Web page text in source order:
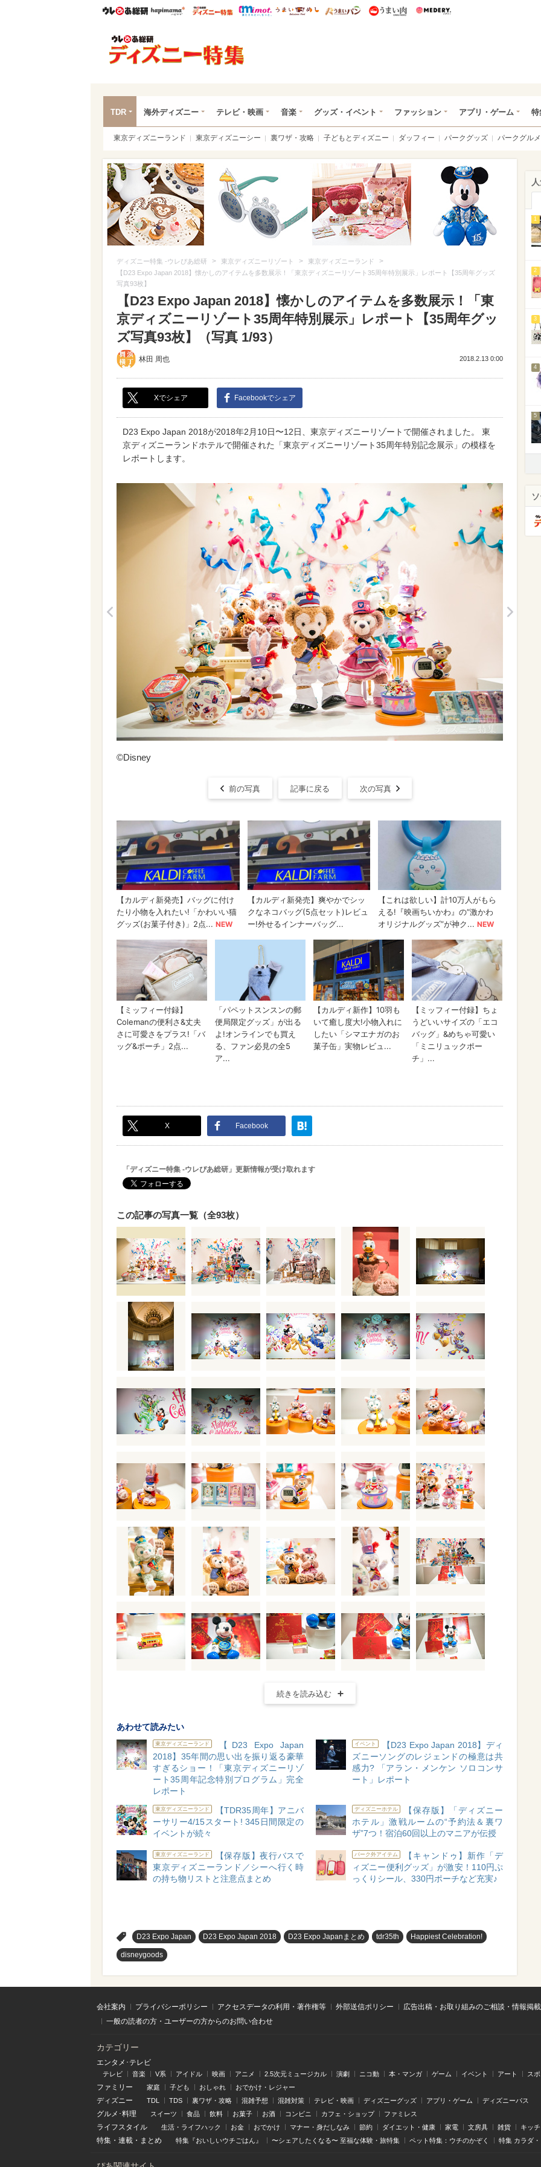
ウレぴあ総研ハピママ* ウレぴあ総研 ディズニー特集
mimot. うまいめし うまいパン うまい肉
TDR 海外ディズニー テレビ・映画 音楽 グッズ・イベント ファッション アプリ・ゲーム 特
東京ディズニーランド 東京ディズニーシー 裏ワザ・攻略 子どもとディズニー ダッフィー パークグッズ パークグルメ
ディズニー特集 -ウレぴあ総研 > 東京ディズニーリゾート > 東京ディズニーランド >
【D23 Expo Japan 2018】懐かしのアイテムを多数展示！「東京ディズニーリゾート35周年特別展示」レポート【35周年グッズ
写真93枚】
【D23 Expo Japan 2018】懐かしのアイテムを多数展示！「東
京ディズニーリゾート35周年特別展示」レポート【35周年グッ
ズ写真93枚】（写真 1/93）
林田 周也 2018.2.13 0:00
Xでシェア Facebookでシェア
D23 Expo Japan 2018が2018年2月10日〜12日、東京ディズニーリゾートで開催されました。 東
京ディズニーランドホテルで開催された「東京ディズニーリゾート35周年特別記念展示」の模様を
レポートします。
©Disney
前の写真 記事に戻る 次の写真
X Facebook
「ディズニー特集 -ウレぴあ総研」更新情報が受け取れます
この記事の写真一覧（全93枚）
続きを読み込む
あわせて読みたい
東京ディズニーランド
【D23 Expo Japan
2018】35年間の思い出を振り返る豪華
すぎるショー！「東京ディズニーリゾ
ート35周年記念特別プログラム」完全
レポート
イベント
【D23 Expo Japan 2018】ディ
ズニーソングのレジェンドの極意は共
感力? 「アラン・メンケン ソロコンサ
ート」レポート
東京ディズニーランド
【TDR35周年】アニバ
ーサリー4/15スタート! 345日間限定の
イベントが続々
ディズニーホテル
【保存版】「ディズニー
ホテル」激戦ルームの“予約法＆裏ワ
ザ”7つ！宿泊60回以上のマニアが伝授
東京ディズニーランド
【保存版】夜行バスで
東京ディズニーランド／シーへ行く時
の持ち物リストと注意点まとめ
パーク外アイテム
【キャンドゥ】新作「デ
ィズニー便利グッズ」が激安！110円ぷ
っくりシール、330円ポーチなど充実♪
D23 Expo Japan D23 Expo Japan 2018 D23 Expo Japanまとめ tdr35th Happiest Celebration!
disneygoods
1
2
3
4
5
会社案内 プライバシーポリシー アクセスデータの利用・著作権等 外部送信ポリシー
広告出稿・お取り組みのご相談・情報掲
一般の読者の方・ユーザーの方からのお問い合わせ
カテゴリー
エンタメ･テレビ
テレビ 音楽 V系 アイドル 映画 アニメ 2.5次元ミュージカル 演劇 ニコ動 本・マンガ ゲーム イベント アート ス
ファミリー 家庭 子ども おしゃれ おでかけ・レジャー
ディズニー TDL TDS 裏ワザ・攻略 混雑予想 混雑対策 テレビ・映画 ディズニーグッズ アプリ・ゲーム ディズニーパス
グルメ･料理 スイーツ 食品 飲料 お菓子 お酒 コンビニ カフェ・ショップ ファミレス
ライフスタイル 生活・ライフハック お金 おでかけ マナー・身だしなみ 節約 ダイエット・健康 家電 文房具 雑貨 キッ
特集 ・ 連載 ・ まとめ 特集『おいしいウチごはん』 〜シェアしたくなる〜 至福な体験・旅特集 ペット特集：ウチのかぞく 特集 カラダ